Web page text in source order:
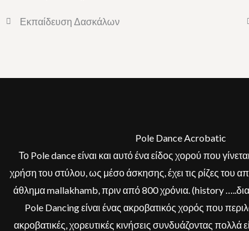
Εκπαίδευση Δασκάλων
Pole Dance Acrobatic
Το Pole dance είναι και αυτό ένα είδος χορού που
χρήση του στύλου, ως μέσο άσκησης, έχει τις ρίζες του
άθλημα mallakhamb, πριν από 800 χρόνια. (history
Pole Dancing είναι ένας ακροβατικός χορός που
ακροβατικές, χορευτικές κινήσεις συνδυάζοντας πολλά